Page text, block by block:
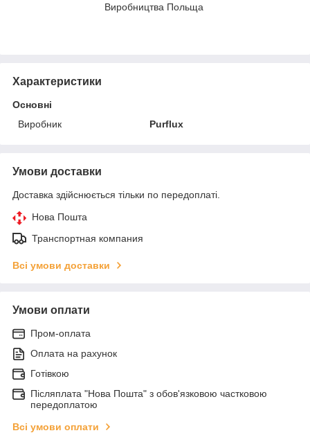
Виробництва Польща
Характеристики
Основні
Виробник
Purflux
Умови доставки
Доставка здійснюється тільки по передоплаті.
Нова Пошта
Транспортная компания
Всі умови доставки
Умови оплати
Пром-оплата
Оплата на рахунок
Готівкою
Післяплата "Нова Пошта" з обов'язковою частковою
передоплатою
Всі умови оплати